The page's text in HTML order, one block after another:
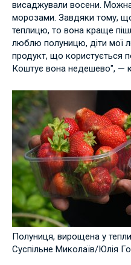
висаджували восени.
морозами. Завдяки тому,
теплицю, то вона краще
люблю полуницю, діти мої
продукт, що користується
Коштує вона недешево", —
Полуниця, вирощена у
Суспільне Миколаїв/Юлія